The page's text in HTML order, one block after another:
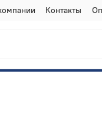
Контакты